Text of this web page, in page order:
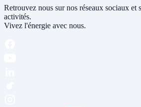
Retrouvez nous sur nos réseaux sociaux et
activités.
Vivez l'énergie avec nous.